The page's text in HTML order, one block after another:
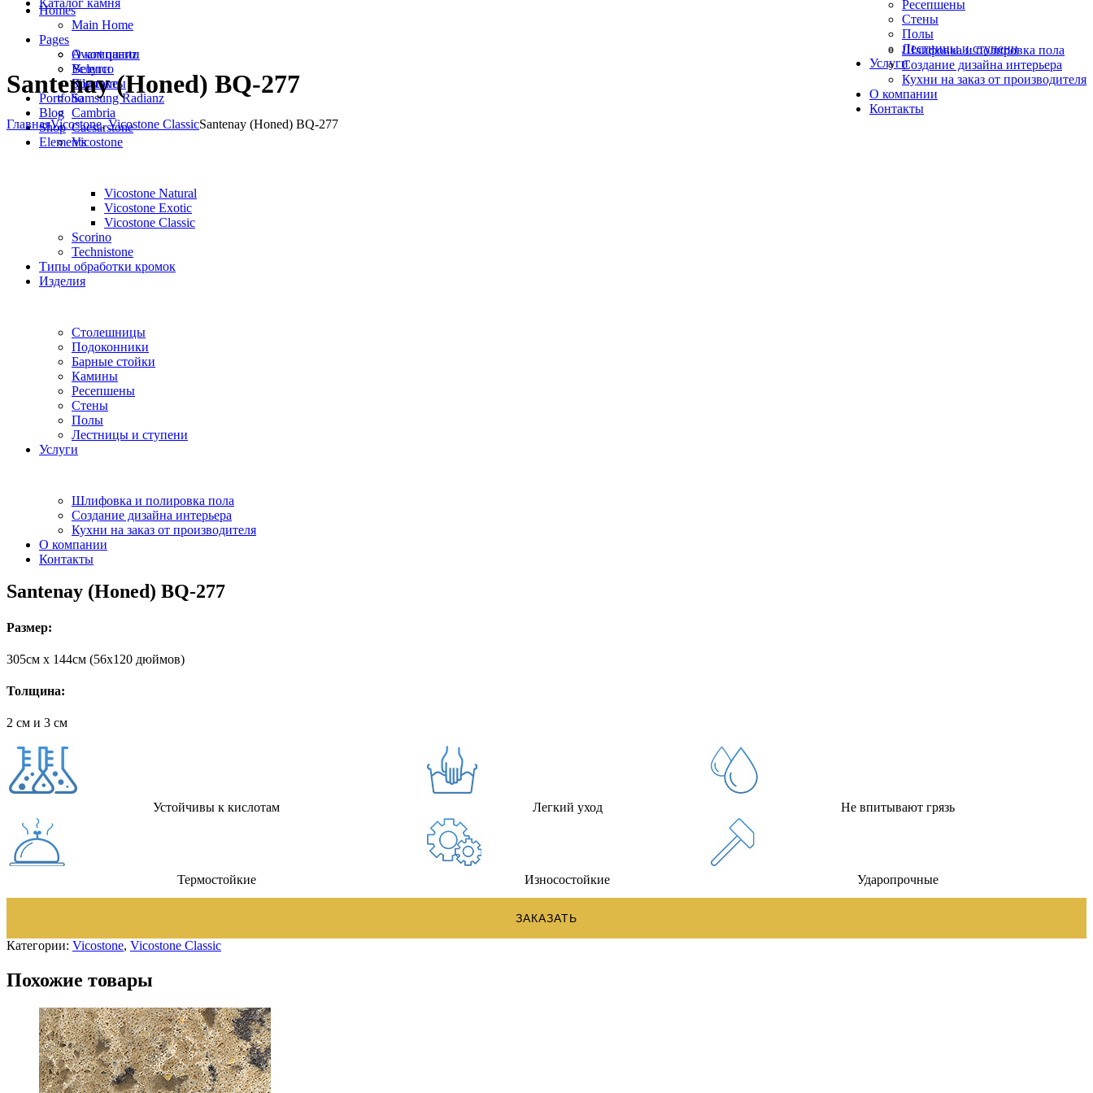
Ресепшены
Стены
Полы
Лестницы и ступени
Услуги
Шлифовка и полировка пола
Создание дизайна интерьера
Кухни на заказ от производителя
О компании
Контакты
Каталог камня
Avant quartz
Belenco
Silestone
Samsung Radianz
Сambria
Сaesarstone
Vicostone
Vicostone Natural
Vicostone Exotic
Vicostone Classic
Scorino
Technistone
Типы обработки кромок
Изделия
Столешницы
Подоконники
Барные стойки
Камины
Ресепшены
Стены
Полы
Лестницы и ступени
Услуги
Шлифовка и полировка пола
Создание дизайна интерьера
Кухни на заказ от производителя
О компании
Контакты
Homes
Main Home
Pages
О компании
Услуги
Контакты
Portfolio
Blog
Shop
Elements
Santenay (Honed) BQ-277
ГлавнаяVicostone,Vicostone ClassicSantenay (Honed) BQ-277
Santenay (Honed) BQ-277
Размер:
305cм x 144cм (56х120 дюймов)
Толщина:
2 см и 3 см
Устойчивы к кислотам Легкий уход Не впитывают грязь
Термостойкие Износостойкие Ударопрочные
ЗАКАЗАТЬ
Категории: Vicostone, Vicostone Classic
Похожие товары